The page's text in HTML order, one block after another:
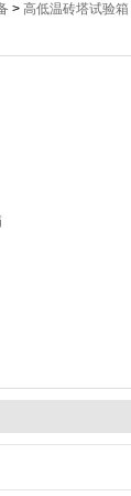
> 高低温砖塔试验箱